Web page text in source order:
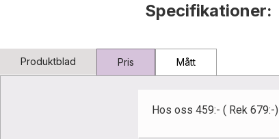
Specifikationer:
Produktblad Pris Mått
Hos oss 459:- ( Rek 679:-)